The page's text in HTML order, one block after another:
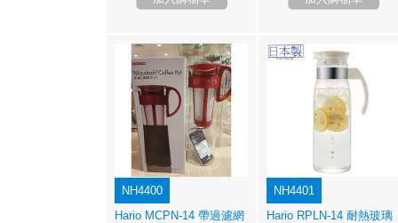
NH4400
Hario MCPN-14 帶過濾網
NH4401
Hario RPLN-14 耐熱玻璃